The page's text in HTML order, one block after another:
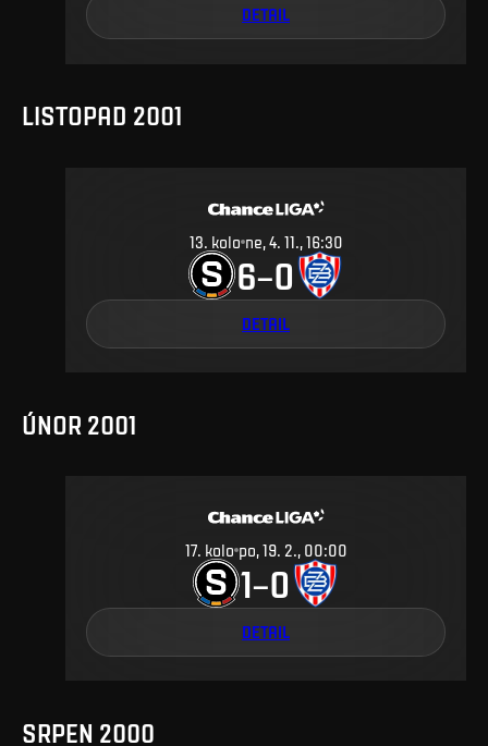
DETAIL
LISTOPAD 2001
13 kolo ne, 4. 11., 16:30
6–0
DETAIL
ÚNOR 2001
17. kolo po, 19. 2., 00:00
1–0
DETAIL
SRPEN 2000